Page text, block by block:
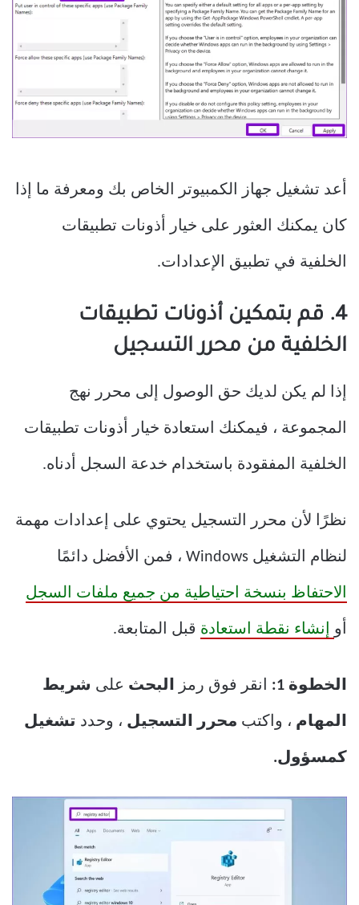
أعد تشغيل جهاز الكمبيوتر الخاص بك ومعرفة ما إذا
كان يمكنك العثور على خيار أذونات تطبيقات
الخلفية في تطبيق الإعدادات.
4. قم بتمكين أذونات تطبيقات
الخلفية من محرر التسجيل
إذا لم يكن لديك حق الوصول إلى محرر نهج
المجموعة ، فيمكنك استعادة خيار أذونات تطبيقات
الخلفية المفقودة باستخدام خدعة السجل أدناه.
نظرًا لأن محرر التسجيل يحتوي على إعدادات مهمة
لنظام التشغيل Windows ، فمن الأفضل دائمًا
الاحتفاظ بنسخة احتياطية من جميع ملفات السجل
أو إنشاء نقطة استعادة قبل المتابعة.
الخطوة 1: انقر فوق رمز البحث على شريط
المهام ، واكتب محرر التسجيل ، وحدد تشغيل
كمسؤول.